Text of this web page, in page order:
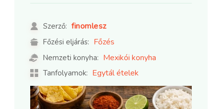
Szerző: finomlesz
Főzési eljárás: Főzés
Nemzeti konyha: Mexikói konyha
Tanfolyamok: Egytál ételek